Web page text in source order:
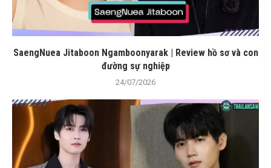
SaengNuea Jitaboon Ngamboonyarak | Review hồ sơ và con
đường sự nghiệp
24/07/2026